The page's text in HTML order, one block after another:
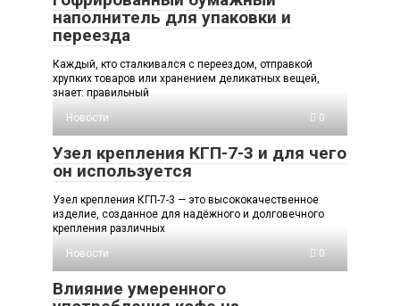
наполнитель для упаковки и
переезда
Каждый, кто сталкивался с переездом, отправкой
хрупких товаров или хранением деликатных вещей,
знает: правильный
Новости
0
Узел крепления КГП-7-3 и для чего
он используется
Узел крепления КГП-7-3 — это высококачественное
изделие, созданное для надёжного и долговечного
крепления различных
Новости
0
Влияние умеренного